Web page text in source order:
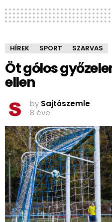
HÍREK SPORT SZARVAS
Öt gólos
ellen
by Sajtószemle
8 éve